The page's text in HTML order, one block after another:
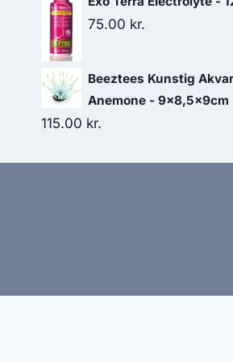
75.00 kr.
Beeztees Kunstig
Anemone - 9x8,5x9cm
115.00 kr.